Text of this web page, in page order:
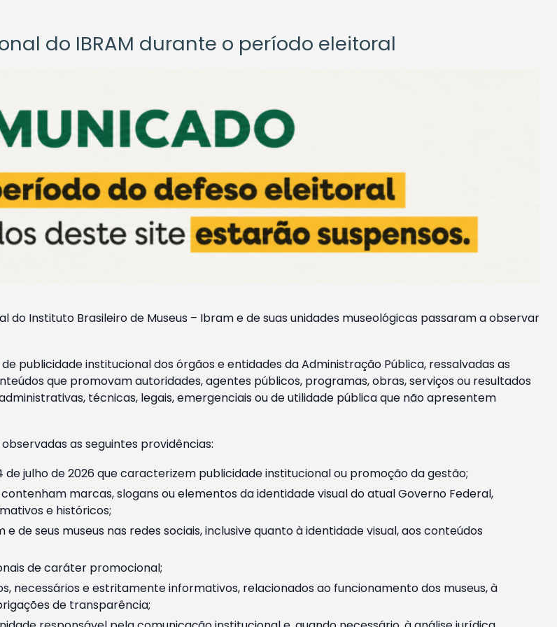
do IBRAM durante o período eleitoral
do Instituto Brasileiro de Museus – Ibram e de suas unidades museológicas passaram a observar
publicidade institucional dos órgãos e entidades da Administração Pública, ressalvadas as
que promovam autoridades, agentes públicos, programas, obras, serviços ou resultados
técnicas, legais, emergenciais ou de utilidade pública que não apresentem
as seguintes providências:
julho de 2026 que caracterizem publicidade institucional ou promoção da gestão;
marcas, slogans ou elementos da identidade visual do atual Governo Federal,
e históricos;
de seus museus nas redes sociais, inclusive quanto à identidade visual, aos conteúdos
de caráter promocional;
necessários e estritamente informativos, relacionados ao funcionamento dos museus, à
de transparência;